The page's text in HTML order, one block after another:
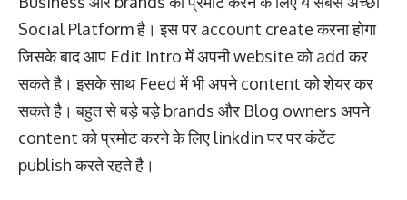
Social Platform है। इस पर account create करना होगा
जिसके बाद आप Edit Intro में अपनी website को add कर
सकते है। इसके साथ Feed में भी अपने content को शेयर कर
सकते है। बहुत से बड़े बड़े brands और Blog owners अपने
content को प्रमोट करने के लिए linkdin पर पर कंटेंट
publish करते रहते है।